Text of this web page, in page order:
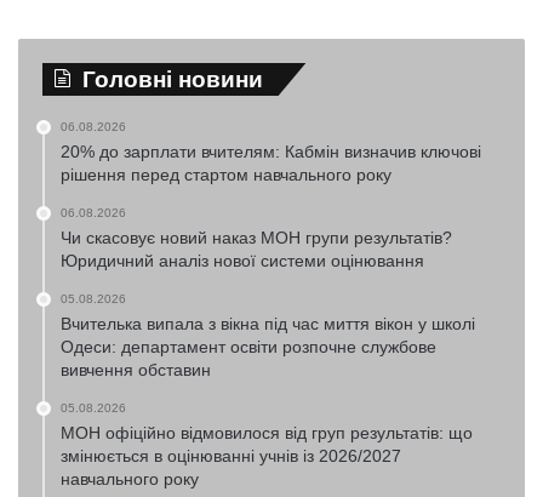
Головні новини
06.08.2026
20% до зарплати вчителям: Кабмін визначив ключові
рішення перед стартом навчального року
06.08.2026
Чи скасовує новий наказ МОН групи результатів?
Юридичний аналіз нової системи оцінювання
05.08.2026
Вчителька випала з вікна під час миття вікон у школі
Одеси: департамент освіти розпочне службове
вивчення обставин
05.08.2026
МОН офіційно відмовилося від груп результатів: що
змінюється в оцінюванні учнів із 2026/2027
навчального року